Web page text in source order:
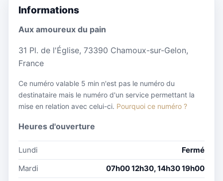
Informations
Aux amoureux du pain
31 Pl. de l'Église, 73390 Chamoux-sur-Gelon,
France
Ce numéro valable 5 min n'est pas le numéro du
destinataire mais le numéro d'un service permettant la
mise en relation avec celui-ci. Pourquoi ce numéro ?
Heures d'ouverture
Lundi
Fermé
Mardi
07h00 12h30, 14h30 19h00